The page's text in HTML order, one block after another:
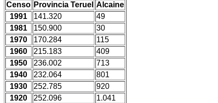
Censo Provincia Teruel Alcaine
1991
141.320
49
1981
150.900
30
1970
170.284
115
1960
215.183
409
1950
236.002
713
1940
232.064
801
1930
252.785
920
1920
252.096
1.041